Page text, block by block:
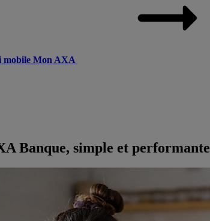
mobile Mon AXA
Banque, simple et performante